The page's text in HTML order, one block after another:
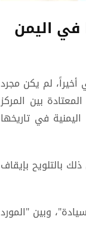
في اليمن
لم يكن مجرد
بين المركز
في تاريخها
بالتلويح بإيقاف
وبين "المورد